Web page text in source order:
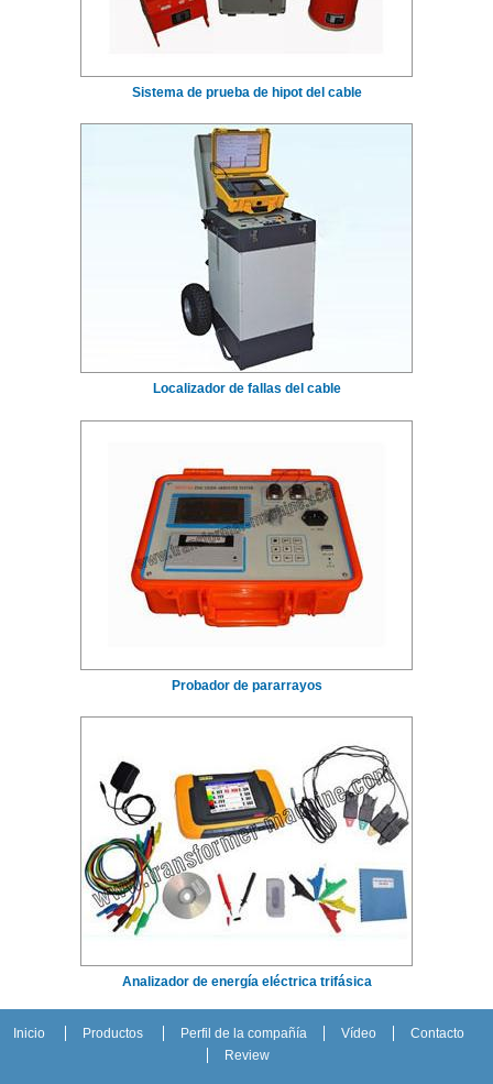
Sistema de prueba de hipot del cable
Localizador de fallas del cable
Probador de pararrayos
Analizador de energía eléctrica trifásica
Inicio Productos Perfil de la compañía Vídeo
Contacto
Review